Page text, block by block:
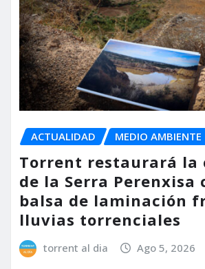
ACTUALIDAD MEDIO AMBIENTE
Torrent restaurará la
de la Serra Perenxisa
balsa de laminación
lluvias torrenciales
torrent al dia Ago 5, 2026